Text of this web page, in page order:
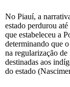
No Piauí, a
estado perdurou
que estabeleceu a
determinando que
na regularização
destinadas aos
do estado